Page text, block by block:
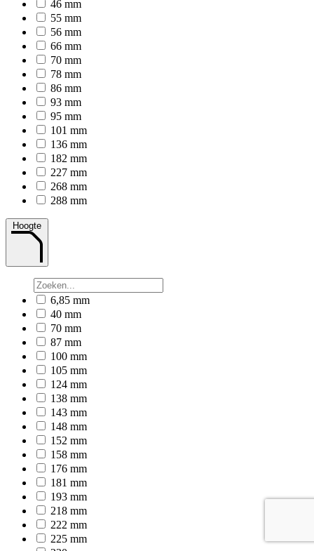
46 mm
55 mm
56 mm
66 mm
70 mm
78 mm
86 mm
93 mm
95 mm
101 mm
136 mm
182 mm
227 mm
268 mm
288 mm
Hoogte
6,85 mm
40 mm
70 mm
87 mm
100 mm
105 mm
124 mm
138 mm
143 mm
148 mm
152 mm
158 mm
176 mm
181 mm
193 mm
218 mm
222 mm
225 mm